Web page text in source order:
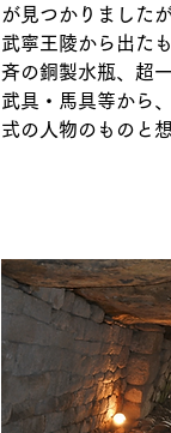
が見つかりました
武寧王陵から出た
斉の銅製水瓶、超
武具・馬具等から
式の人物のものと